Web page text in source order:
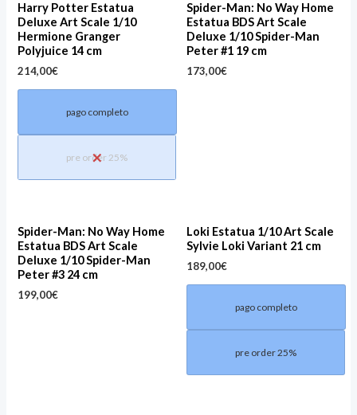
Harry Potter Estatua
Deluxe Art Scale 1/10
Hermione Granger
Polyjuice 14 cm
214,00€
pago completo
pre order 25%
Spider-Man: No Way Home
Estatua BDS Art Scale
Deluxe 1/10 Spider-Man
Peter #1 19 cm
173,00€
Spider-Man: No Way Home
Estatua BDS Art Scale
Deluxe 1/10 Spider-Man
Peter #3 24 cm
199,00€
Loki Estatua 1/10 Art Scale
Sylvie Loki Variant 21 cm
189,00€
pago completo
pre order 25%